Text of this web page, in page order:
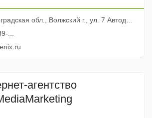
обл., Волжский г., ул. 7 Автодорога, 6а, оф. 206
...
агентство